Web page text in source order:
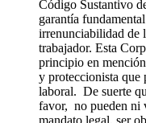
Código Sustantivo
garantía
irrenunciabilidad de
trabajador. Esta
principio en
y proteccionista que
laboral. De suerte
favor, no pueden ni